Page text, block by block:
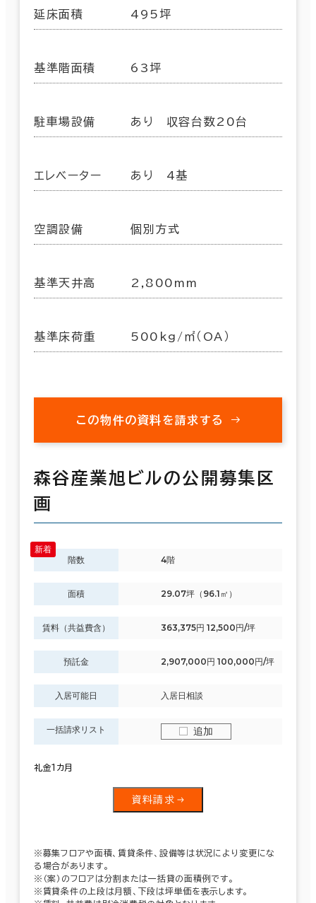
延床面積 495坪
基準階面積 63坪
駐車場設備 あり 収容台数20台
エレベーター あり 4基
空調設備 個別方式
基準天井高 2,800mm
基準床荷重 500kg/㎡（OA）
この物件の資料を請求する
森谷産業旭ビルの公開募集区
画
階数 4階
面積 29.07坪（96.1㎡）
賃料（共益費含） 363,375円 12,500円/坪
預託金 2,907,000円 100,000円/坪
入居可能日 入居日相談
一括請求リスト 追加
礼金１カ月
資料請求
※募集フロアや面積、賃貸条件、設備等は状況により変更にな
る場合があります。
※（案）のフロアは分割または一括貸の面積例です。
※賃貸条件の上段は月額、下段は坪単価を表示します。